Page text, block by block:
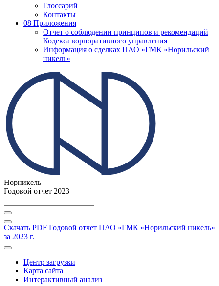
Глоссарий
Контакты
08 Приложения
Отчет о соблюдении принципов и рекомендаций
Кодекса корпоративного управления
Информация о сделках ПАО «ГМК «Норильский
никель»
Норникель
Годовой отчет 2023
Скачать PDF Годовой отчет ПАО «ГМК «Норильский никель»
за 2023 г.
Центр загрузки
Карта сайта
Интерактивный анализ